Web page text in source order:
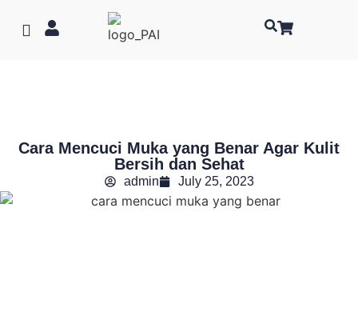
Cara Mencuci Muka yang Benar Agar Kulit
Bersih dan Sehat
admin July 25, 2023